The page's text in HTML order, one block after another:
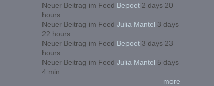
Neuer Beitrag im Feed Bepoet2 days 20
hours
Neuer Beitrag im Feed Julia Mantel 3 days
22 hours
Neuer Beitrag im Feed Bepoet3 days 23
hours
Neuer Beitrag im Feed Julia Mantel 5 days
4 min
more